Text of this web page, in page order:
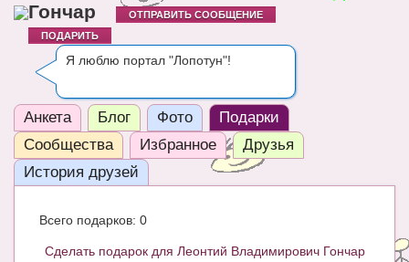
РАЗВИТИЕ
ВОПРОС-ОТВЕТ
ЧАТ
КНИГИ
Рекомендовано
Сказки
ПСИХОЛОГИЯ
ЗДОРОВЬЕ
Гончар
ОТПРАВИТЬ СООБЩЕНИЕ
ПОДАРИТЬ
Я люблю портал "Лопотун"!
Анкета Блог Фото
Подарки
Сообщества
Избранное
Друзья
История друзей
Всего подарков: 0
Сделать подарок для Леонтий Владимирович Гончар